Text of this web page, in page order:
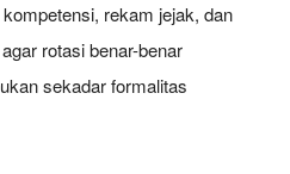
rekam jejak, dan
rotasi benar-benar
sekadar formalitas